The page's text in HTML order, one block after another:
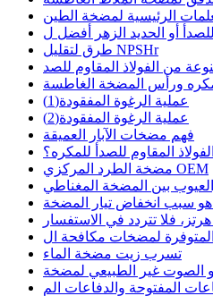
الرئيسية لمضخة الطين
طرق لتقليل NPSHr
ورأس المضخة الغاطسة
عملية الرغوة المفقودة(1)
عملية الرغوة المفقودة(2)
فهم مضخات الآبار العميقة
المقاوم للصدأ للمكره؟
مضخة الطرد المركزي OEM
هو سبب انخفاض تيار المضخة
تسرب زيت مضخة الماء